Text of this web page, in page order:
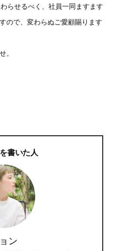
らせるべく、社員一同ますます
ので、変わらぬご愛顧賜ります
。
書いた人
ン